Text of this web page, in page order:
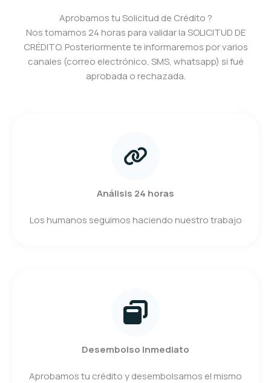
Aprobamos tu Solicitud de Crédito ?
Nos tomamos 24 horas para validar la SOLICITUD DE
CRÉDITO. Posteriormente te informaremos por varios
canales (correo electrónico, SMS, whatsapp) si fué
aprobada o rechazada.
Análisis 24 horas
Los humanos seguimos haciendo nuestro trabajo
Desembolso Inmediato
Aprobamos tu crédito y desembolsamos el mismo